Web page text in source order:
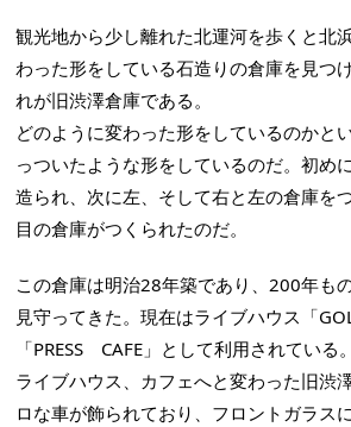
観光地から少し離れた北運河を歩くと北
わった形をしている石造りの倉庫を見つ
れが旧渋澤倉庫である。
どのように変わった形をしているのかと
っついたような形をしているのだ。初め
造られ、次に左、そして右と左の倉庫を
目の倉庫がつくられたのだ。
この倉庫は明治28年築であり、200年も
見守ってきた。現在はライブハウス「
「PRESS CAFE」として利用されている。
ライブハウス、カフェへと変わった旧渋
ロな車が飾られており、フロントガラス